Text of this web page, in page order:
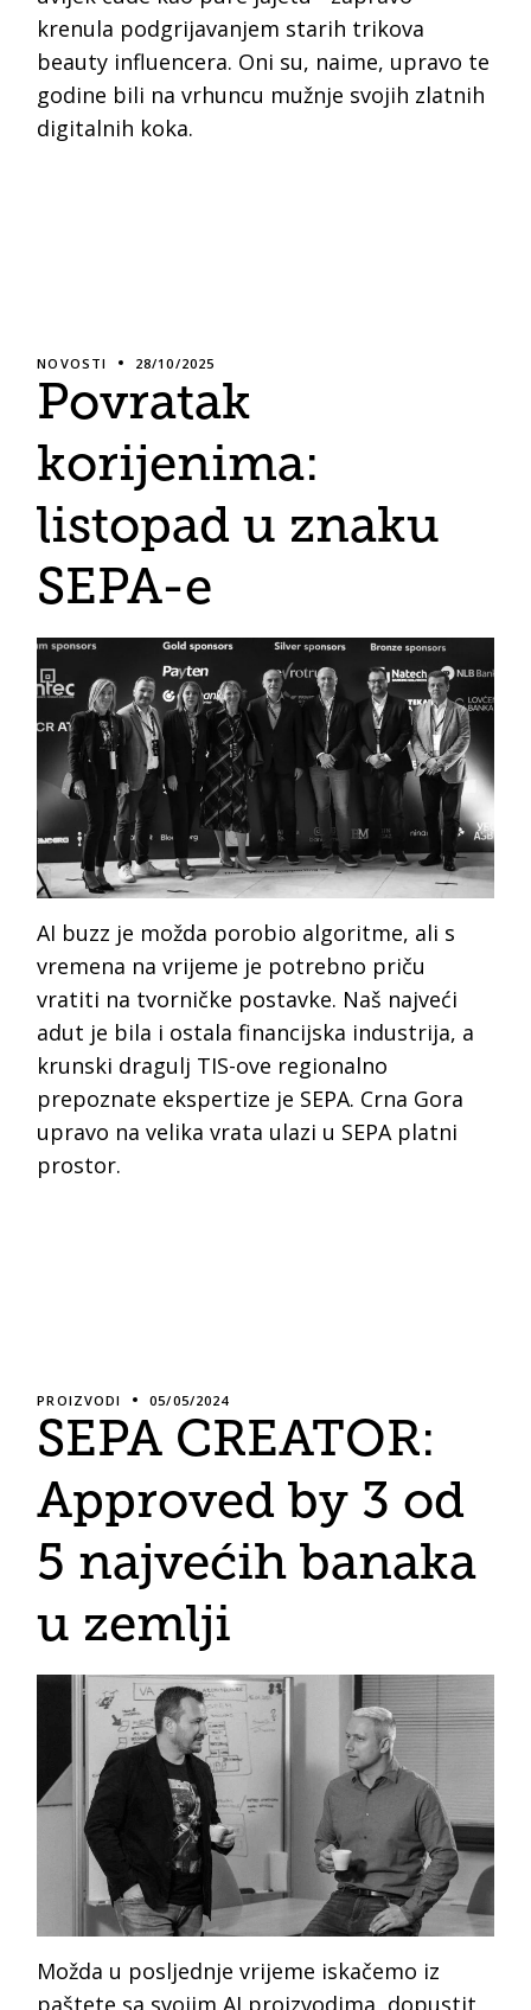
krenula podgrijavanjem starih trikova
beauty influencera. Oni su, naime, upravo te
godine bili na vrhuncu mužnje svojih zlatnih
digitalnih koka.
NOVOSTI 28/10/2025
Povratak
korijenima:
listopad u znaku
SEPA-e
AI buzz je možda porobio algoritme, ali s
vremena na vrijeme je potrebno priču
vratiti na tvorničke postavke. Naš najveći
adut je bila i ostala financijska industrija, a
krunski dragulj TIS-ove regionalno
prepoznate ekspertize je SEPA. Crna Gora
upravo na velika vrata ulazi u SEPA platni
prostor.
PROIZVODI 05/05/2024
SEPA CREATOR:
Approved by 3 od
5 najvećih banaka
u zemlji
Možda u posljednje vrijeme iskačemo iz
paštete sa svojim AI proizvodima, dopustit